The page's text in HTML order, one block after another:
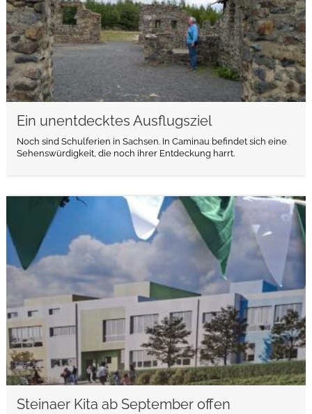
Ein unentdecktes Ausflugsziel
Noch sind Schulferien in Sachsen. In Caminau befindet sich eine
Sehenswürdigkeit, die noch ihrer Entdeckung harrt.
Steinaer Kita ab September offen
weiterlesen